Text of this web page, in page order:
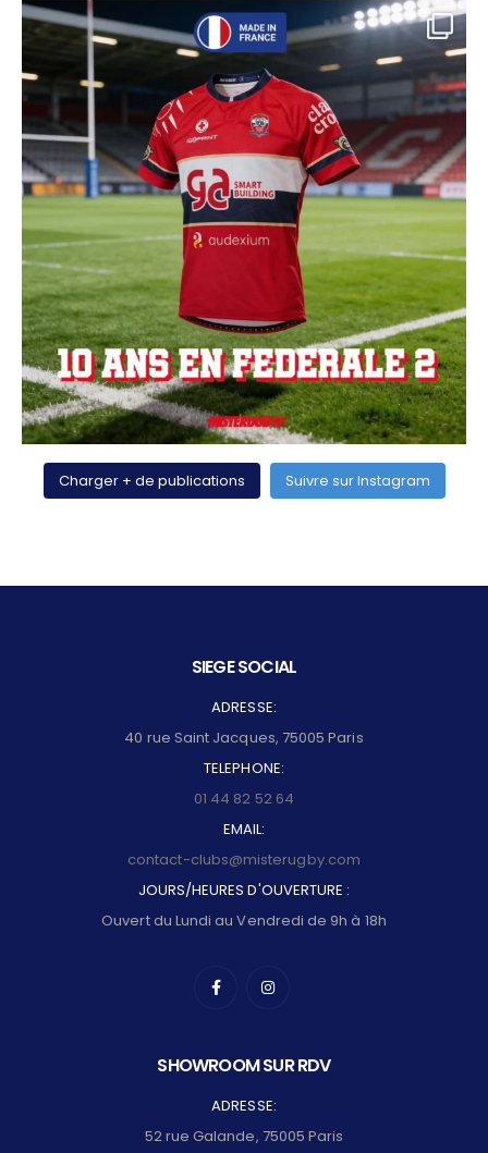
Charger + de publications Suivre sur Instagram
SIEGE SOCIAL
ADRESSE:
40 rue Saint Jacques, 75005 Paris
TELEPHONE:
01 44 82 52 64
EMAIL:
contact-clubs@misterugby.com
JOURS/HEURES D'OUVERTURE :
Ouvert du Lundi au Vendredi de 9h à 18h
SHOWROOM SUR RDV
ADRESSE:
52 rue Galande, 75005 Paris